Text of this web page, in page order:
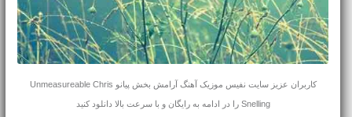
کاربران عزیز سایت نفیس موزیک آهنگ آرامش بخش پیانو Unmeasureable Chris
Snelling را در ادامه به رایگان و با سرعت بالا دانلود کنید